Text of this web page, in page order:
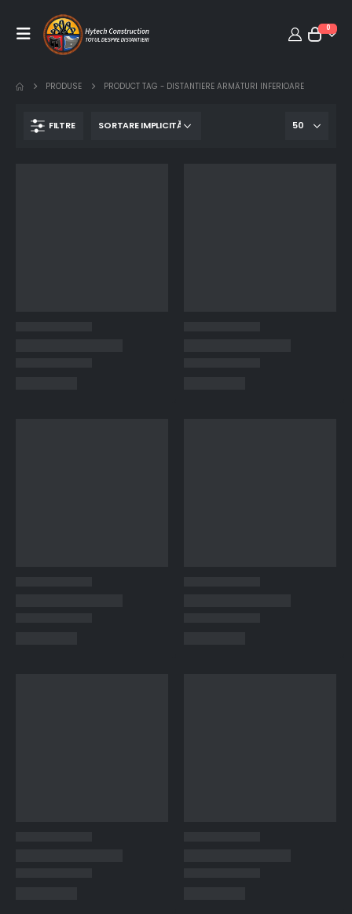
0
PRODUSE PRODUCT TAG - DISTANTIERE ARMĂTURI INFERIOARE
FILTRE